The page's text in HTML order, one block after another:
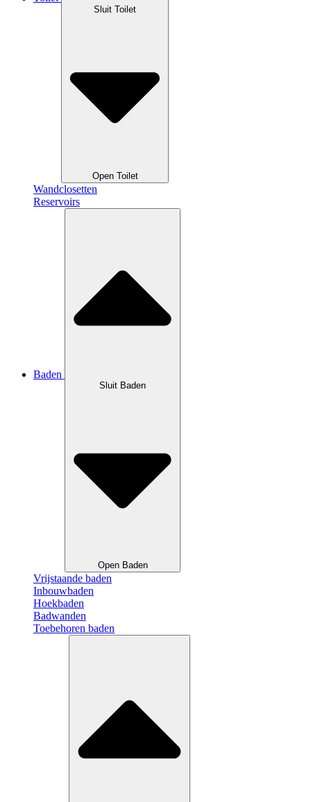
Sluit Toilet
Open Toilet
Wandclosetten
Reservoirs
Baden
Sluit Baden
Open Baden
Vrijstaande baden
Inbouwbaden
Hoekbaden
Badwanden
Toebehoren baden